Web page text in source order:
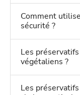
Comment
sécurité ?
Les
végétaliens ?
Les